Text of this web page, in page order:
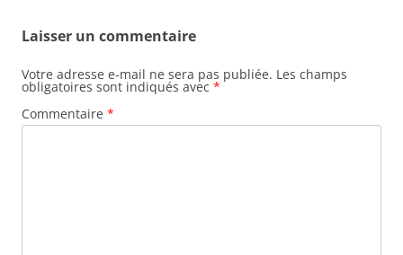
Laisser un commentaire
Votre adresse e-mail ne sera pas publiée. Les champs
obligatoires sont indiqués avec *
Commentaire *